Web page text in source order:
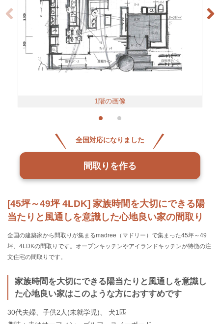
[45坪～49坪 4LDK] 家族時間を大切にできる陽
当たりと風通しを意識した心地良い家の間取り
全国の建築家から間取りが集まるmadree（マドリー）で集まった45坪～49
坪、4LDKの間取りです。オープンキッチンやアイランドキッチンが特徴の注
文住宅の間取りです。
家族時間を大切にできる陽当たりと風通しを意識し
た心地良い家はこのような方におすすめです
30代夫婦、子供2人(未就学児)、 犬1匹
1階の画像
全国対応になりました
間取りを作る